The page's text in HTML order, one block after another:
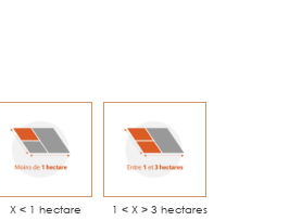
X < 1 hectare 1 < X > 3 hectares